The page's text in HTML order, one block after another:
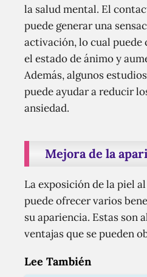
la salud mental. El
puede generar una
activación, lo cual
el estado de ánimo y
Además, algunos
puede ayudar a reducir
ansiedad.
Mejora de la
La exposición de la piel
puede ofrecer varios
su apariencia. Estas son
ventajas que se pueden
Lee También